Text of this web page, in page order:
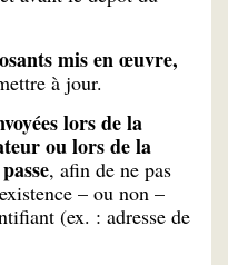
mis en œuvre,
à jour.
lors de la
ou lors de la
, afin de ne pas
– ou non –
(ex. : adresse de